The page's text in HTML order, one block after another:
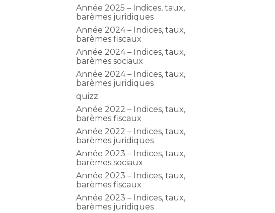
Année 2025 – Indices, taux,
barèmes juridiques
Année 2024 – Indices, taux,
barèmes fiscaux
Année 2024 – Indices, taux,
barèmes sociaux
Année 2024 – Indices, taux,
barèmes juridiques
quizz
Année 2022 – Indices, taux,
barèmes fiscaux
Année 2022 – Indices, taux,
barèmes juridiques
Année 2023 – Indices, taux,
barèmes sociaux
Année 2023 – Indices, taux,
barèmes fiscaux
Année 2023 – Indices, taux,
barèmes juridiques